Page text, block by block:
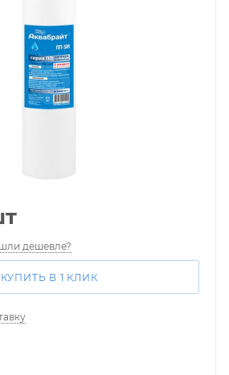
дешевле?
КУПИТЬ В 1 КЛИК